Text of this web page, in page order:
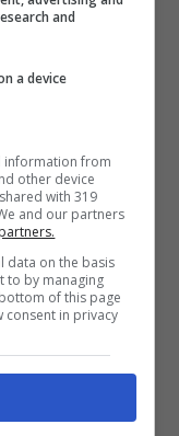
per il club
A, potrebbe
società
sarebbero
al suo
and
a device
information from
other device
with 319
and our partners
data on the basis
to by managing
of this page
consent in privacy